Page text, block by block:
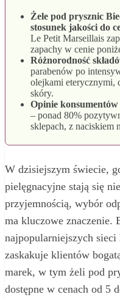
Żele pod prysznic
stosunek jakości do
Le Petit Marseillais
zapachy w cenie
Różnorodność
parabenów po
olejkami eterycznymi,
skóry.
Opinie
– ponad 80%
sklepach, z naciskiem
W dzisiejszym świecie,
pielęgnacyjne stają się
przyjemnością, wybór
ma kluczowe znaczenie.
najpopularniejszych
zaskakuje klientów
marek, w tym żeli pod
dostępne w cenach od 5